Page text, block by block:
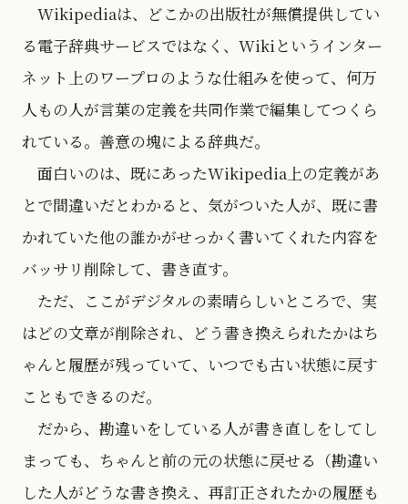
Wikipediaは、どこかの出版社が無償提供してい
る電子辞典サービスではなく、Wikiというインター
ネット上のワープロのような仕組みを使って、何万
人もの人が言葉の定義を共同作業で編集してつくら
れている。善意の塊による辞典だ。
面白いのは、既にあったWikipedia上の定義があ
とで間違いだとわかると、気がついた人が、既に書
かれていた他の誰かがせっかく書いてくれた内容を
バッサリ削除して、書き直す。
ただ、ここがデジタルの素晴らしいところで、実
はどの文章が削除され、どう書き換えられたかはち
ゃんと履歴が残っていて、いつでも古い状態に戻す
こともできるのだ。
だから、勘違いをしている人が書き直しをしてし
まっても、ちゃんと前の元の状態に戻せる（勘違い
した人がどうな書き換え、再訂正されたかの履歴も